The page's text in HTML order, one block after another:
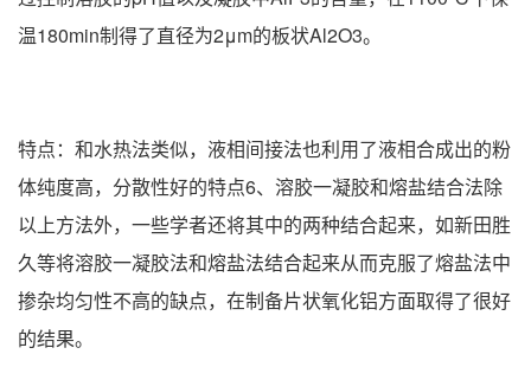
温180min制得了直径为2μm的板状Al2O3。
特点：和水热法类似，液相间接法也利用了液相合成出的粉
体纯度高，分散性好的特点6、溶胶一凝胶和熔盐结合法除
以上方法外，一些学者还将其中的两种结合起来，如新田胜
久等将溶胶一凝胶法和熔盐法结合起来从而克服了熔盐法中
掺杂均匀性不高的缺点，在制备片状氧化铝方面取得了很好
的结果。